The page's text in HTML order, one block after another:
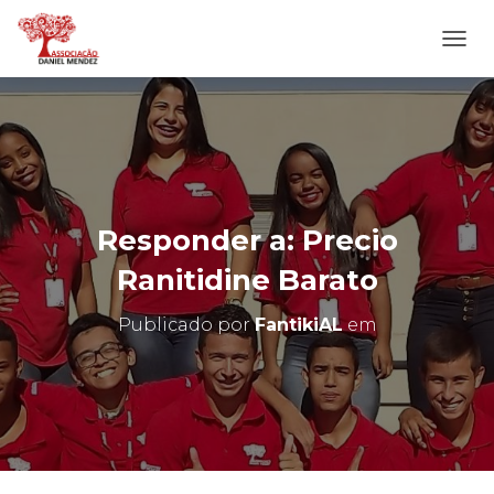
L
T
E
R
N
A
N
A
E
G
O
Responder a: Precio
Ranitidine Barato
Publicado porFantikiALem